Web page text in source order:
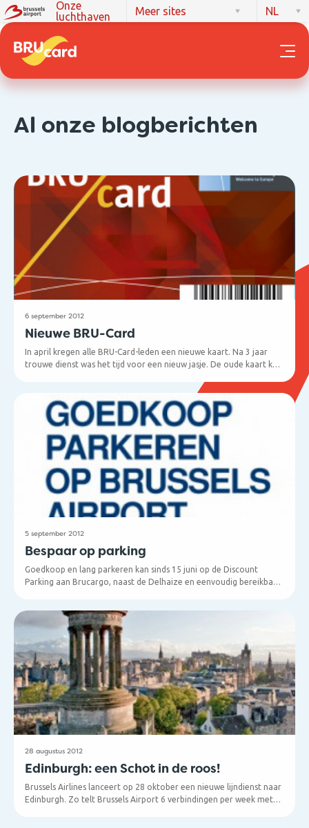
Onze
luchthaven
Meer sites NL
Al onze blogberichten
6 september 2012
Nieuwe BRU-Card
In april kregen alle BRU-Card-leden een nieuwe kaart. Na 3 jaar
trouwe dienst was het tijd voor een nieuw jasje. De oude kaart kan
5 september 2012
Bespaar op parking
Goedkoop en lang parkeren kan sinds 15 juni op de Discount
Parking aan Brucargo, naast de Delhaize en eenvoudig bereikbaar
28 augustus 2012
Edinburgh: een Schot in de roos!
Brussels Airlines lanceert op 28 oktober een nieuwe lijndienst naar
Edinburgh. Zo telt Brussels Airport 6 verbindingen per week met